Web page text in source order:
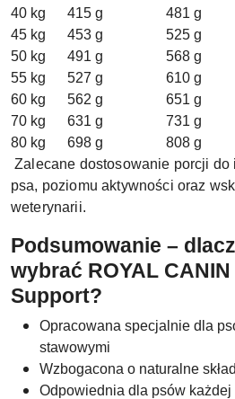
40 kg
415 g 481 g
45 kg
453 g 525 g
50 kg
491 g 568 g
55 kg
527 g 610 g
60 kg
562 g 651 g
70 kg
631 g 731 g
80 kg
698 g 808 g
Zalecane dostosowanie porcji
psa, poziomu aktywności oraz
weterynarii.
Podsumowanie –
wybrać ROYAL
Support?
Opracowana specjalnie dla
stawowymi
Wzbogacona o naturalne
Odpowiednia dla psów